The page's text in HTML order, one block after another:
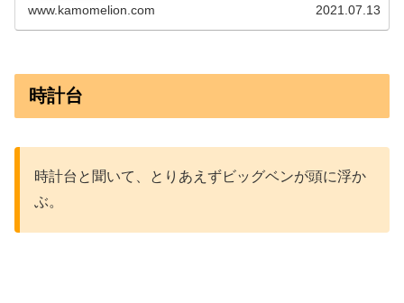
www.kamomelion.com 2021.07.13
時計台
時計台と聞いて、とりあえずビッグベンが頭に浮か
ぶ。